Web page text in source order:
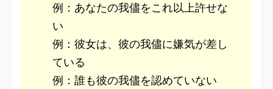
例：あなたの我儘をこれ以上許せな
い
例：彼女は、彼の我儘に嫌気が差し
ている
例：誰も彼の我儘を認めていない